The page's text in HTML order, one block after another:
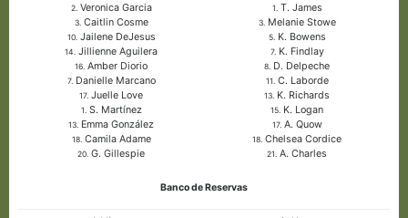
2.Veronica Garcia
3.Caitlin Cosme
10.Jailene DeJesus
14. Jillienne Aguilera
16. Amber Diorio
7.Danielle Marcano
17. Juelle Love
1. S. Martínez
13. Emma González
18.Camila Adame
20. G. Gillespie
1. T. James
3.Melanie Stowe
5.K. Bowens
7.K. Findlay
8. D. Delpeche
11. C. Laborde
13. K. Richards
15. K. Logan
17.A. Quow
18. Chelsea Cordice
21. A. Charles
Banco de Reservas